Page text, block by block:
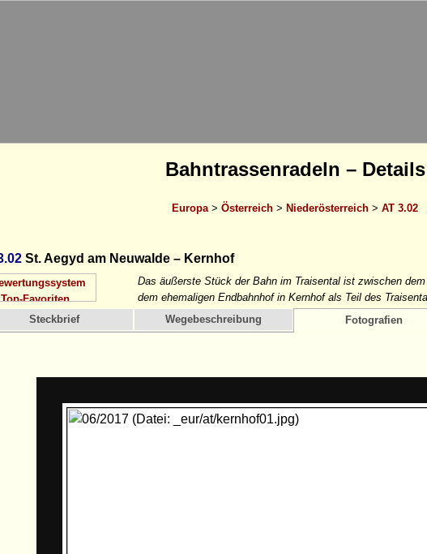
Bahntrassenradeln – Details
Europa > Österreich > Niederösterreich > AT 3.02
St. Aegyd am Neuwalde – Kernhof
Das äußerste Stück der Bahn im Traisental ist zwischen
dem ehemaligen Endbahnhof in Kernhof als Teil des
Steckbrief
Wegebeschreibung Fotografien